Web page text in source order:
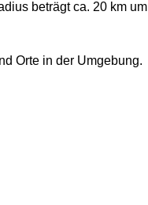
beträgt ca. 20 km um
Orte in der Umgebung.